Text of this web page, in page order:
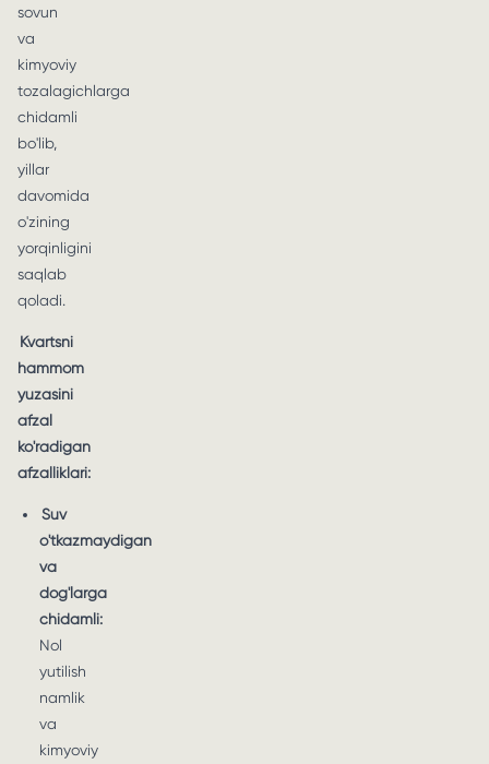
sovun
va
kimyoviy
tozalagichlarga
chidamli
bo'lib,
yillar
davomida
o'zining
yorqinligini
saqlab
qoladi.
Kvartsni
hammom
yuzasini
afzal
ko'radigan
afzalliklari:
Suv
o'tkazmaydigan
va
dog'larga
chidamli:
Nol
yutilish
namlik
va
kimyoviy